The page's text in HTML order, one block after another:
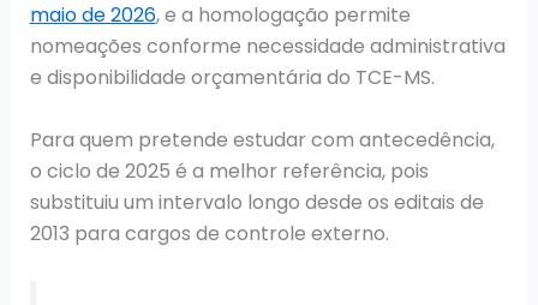
maio de 2026, e a homologação permite
nomeações conforme necessidade administrativa
e disponibilidade orçamentária do TCE-MS.
Para quem pretende estudar com antecedência,
o ciclo de 2025 é a melhor referência, pois
substituiu um intervalo longo desde os editais de
2013 para cargos de controle externo.